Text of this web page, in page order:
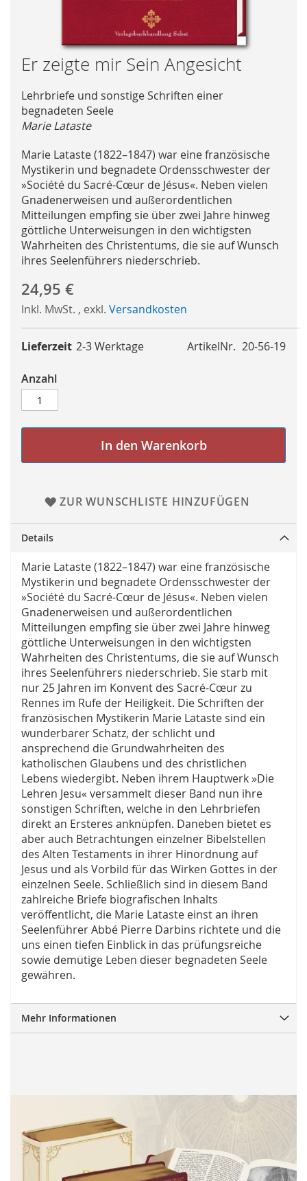
Skip
to
the
beginning
of
the
images
gallery
Er zeigte mir Sein Angesicht
Lehrbriefe und sonstige Schriften einer
begnadeten Seele
Marie Lataste
Marie Lataste (1822–1847) war eine französische
Mystikerin und begnadete Ordensschwester der
»Société du Sacré-Cœur de Jésus«. Neben vielen
Gnadenerweisen und außerordentlichen
Mitteilungen empfing sie über zwei Jahre hinweg
göttliche Unterweisungen in den wichtigsten
Wahrheiten des Christentums, die sie auf Wunsch
ihres Seelenführers niederschrieb.
24,95 €
Inkl. MwSt. , exkl. Versandkosten
ArtikelNr. 20-56-19
Lieferzeit 2-3 Werktage
Anzahl
In den Warenkorb
ZUR WUNSCHLISTE HINZUFÜGEN
Details
Marie Lataste (1822–1847) war eine französische
Mystikerin und begnadete Ordensschwester der
»Société du Sacré-Cœur de Jésus«. Neben vielen
Gnadenerweisen und außerordentlichen
Mitteilungen empfing sie über zwei Jahre hinweg
göttliche Unterweisungen in den wichtigsten
Wahrheiten des Christentums, die sie auf Wunsch
ihres Seelenführers niederschrieb. Sie starb mit
nur 25 Jahren im Konvent des Sacré-Cœur zu
Rennes im Rufe der Heiligkeit. Die Schriften der
französischen Mystikerin Marie Lataste sind ein
wunderbarer Schatz, der schlicht und
ansprechend die Grund­wahrheiten des
katholischen Glaubens und des christlichen
Lebens wiedergibt. Neben ihrem Hauptwerk »Die
Lehren Jesu« versammelt dieser Band nun ihre
sonstigen Schriften, welche in den Lehr­briefen
direkt an Ersteres anknüpfen. Daneben bietet es
aber auch Betrachtungen einzelner Bibelstellen
des Alten Testaments in ihrer Hinordnung auf
Jesus und als Vorbild für das Wirken Gottes in der
einzelnen Seele. Schließlich sind in diesem Band
zahlreiche Briefe biografischen Inhalts
veröffentlicht, die Marie Lataste einst an ihren
Seelenführer Abbé Pierre Darbins richtete und die
uns einen tiefen Einblick in das prüfungsreiche
sowie demütige Leben dieser begnadeten Seele
gewähren.
Mehr Informationen